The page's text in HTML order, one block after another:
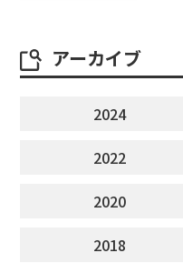
アーカイブ
2024
2022
2020
2018